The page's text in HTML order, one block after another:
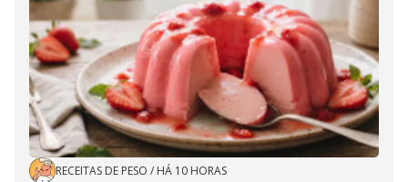
RECEITAS DE PESO / HÁ 10 HORAS